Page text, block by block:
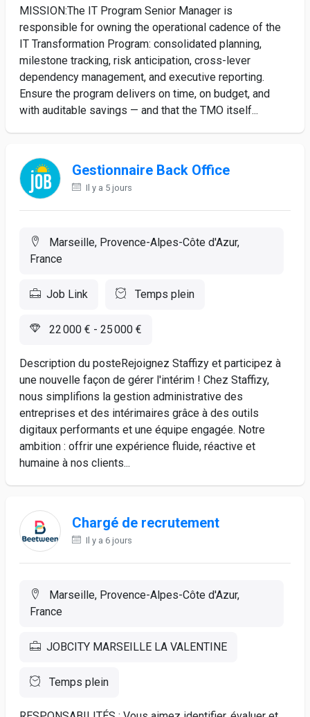
MISSION:The IT Program Senior Manager is
responsible for owning the operational cadence of the
IT Transformation Program: consolidated planning,
milestone tracking, risk anticipation, cross-lever
dependency management, and executive reporting.
Ensure the program delivers on time, on budget, and
with auditable savings — and that the TMO itself...
Gestionnaire Back Office
Il y a 5 jours
Marseille, Provence-Alpes-Côte d'Azur,
France
Job Link Temps plein
22 000 € - 25 000 €
Description du posteRejoignez Staffizy et participez à
une nouvelle façon de gérer l'intérim ! Chez Staffizy,
nous simplifions la gestion administrative des
entreprises et des intérimaires grâce à des outils
digitaux performants et une équipe engagée. Notre
ambition : offrir une expérience fluide, réactive et
humaine à nos clients...
Chargé de recrutement
Il y a 6 jours
Marseille, Provence-Alpes-Côte d'Azur,
France
JOBCITY MARSEILLE LA VALENTINE
Temps plein